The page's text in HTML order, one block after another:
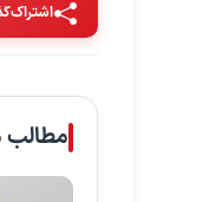
مطالب